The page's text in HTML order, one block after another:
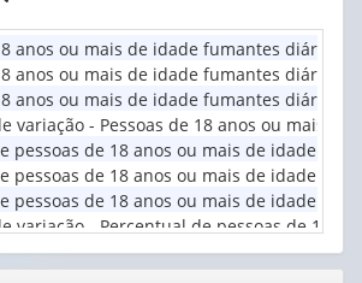
força
de
trabal...
(1)
do
domicílio
(1)
anos ou mais de idade fumantes diários
anos ou mais de idade fumantes diários
anos ou mais de idade fumantes diários
variação - Pessoas de 18 anos ou mais
pessoas de 18 anos ou mais de idade
pessoas de 18 anos ou mais de idade
pessoas de 18 anos ou mais de idade
variação - Percentual de pessoas de 18